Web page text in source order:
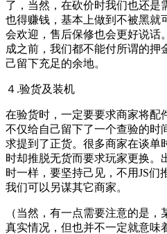
了，当然，在砍价时我们也还是
也得赚钱，基本上做到不被黑就
会欢迎，售后保修也会更好说话
成之前，我们都不能付所谓的押
己留下充足的余地。
４.验货及装机
在验货时，一定要要求商家将配
不仅给自己留下了一个查验的时
求提到了正货。很多商家在谈单
时却推脱无货而要求玩家更换。
时一样，要坚持己见，不用JS们
我们可以另谋其它商家。
（当然，有一点需要注意的是
真实情况，但也并不一定就意味